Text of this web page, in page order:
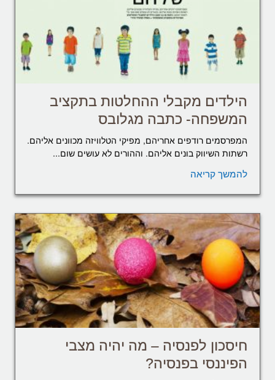
הילדים מקבלי ההחלטות בתקציב
המשפחה- כתבה מגלובס
המפרסמים רודפים אחריהם, מפיקי הטלוויזה מכוונים אליהם.
רשתות השיווק בונים אליהם. וההורים לא עושים שום...
להמשך קריאה
חיסכון לפנסיה – מה יהיה מצבי
הפיננסי בפנסיה?